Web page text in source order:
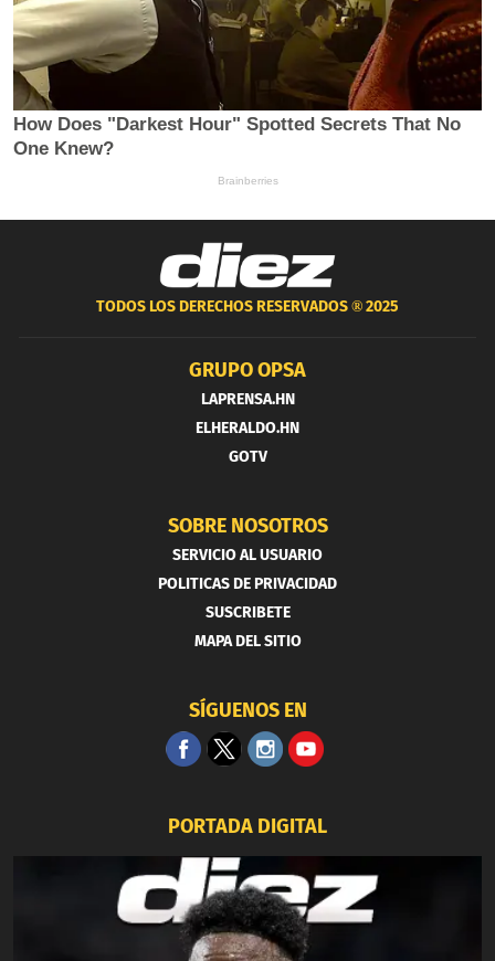
TODOS LOS DERECHOS RESERVADOS ®2025
GRUPO OPSA
LAPRENSA.HN
ELHERALDO.HN
GOTV
SOBRE NOSOTROS
SERVICIO AL USUARIO
POLITICAS DE PRIVACIDAD
SUSCRIBETE
MAPA DEL SITIO
SÍGUENOS EN
PORTADA DIGITAL